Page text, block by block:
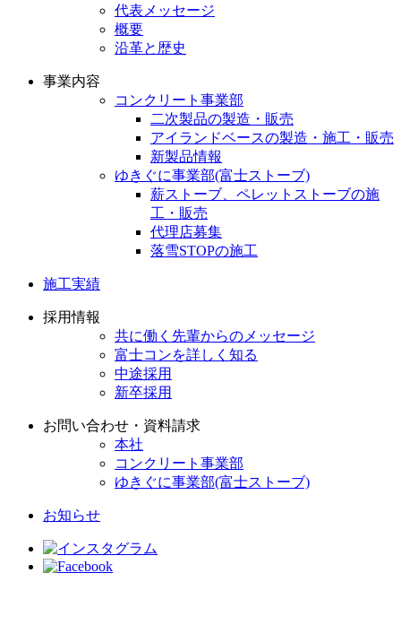
代表メッセージ
概要
沿革と歴史
事業内容
コンクリート事業部
二次製品の製造・販売
アイランドベースの製造・施工・販売
新製品情報
ゆきぐに事業部(富士ストーブ)
薪ストーブ、ペレットストーブの施
工・販売
代理店募集
落雪STOPの施工
施工実績
採用情報
共に働く先輩からのメッセージ
富士コンを詳しく知る
中途採用
新卒採用
お問い合わせ・資料請求
本社
コンクリート事業部
ゆきぐに事業部(富士ストーブ)
お知らせ